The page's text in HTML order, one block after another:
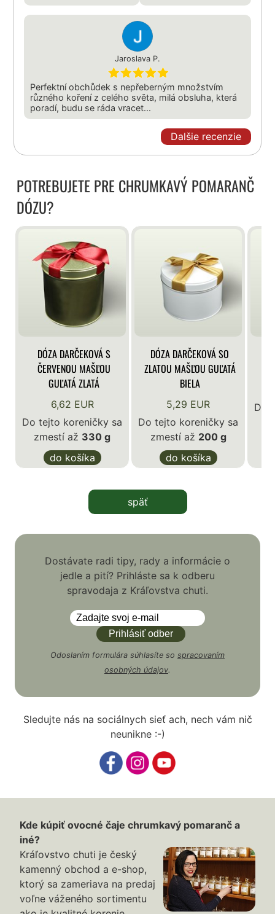
Jaroslava P.
Perfektní obchůdek s nepřeberným množstvím
různého koření z celého světa, milá obsluha, která
poradí, budu se ráda vracet...
Dalšie recenzie
POTREBUJETE PRE CHRUMKAVÝ POMARANČ
DÓZU?
DÓZA DARČEKOVÁ S
ČERVENOU MAŠĽOU
GUĽATÁ ZLATÁ
6,62 EUR
Do tejto koreničky sa
zmestí až 330 g
do košíka
DÓZA DARČEKOVÁ SO
ZLATOU MAŠĽOU GUĽATÁ
BIELA
5,29 EUR
Do tejto koreničky sa
zmestí až 200 g
do košíka
Do
späť
Dostávate radi tipy, rady a informácie o
jedle a pití? Prihláste sa k odberu
spravodaja z Kráľovstva chuti.
Odoslaním formulára súhlasíte so spracovaním
osobných údajov.
Sledujte nás na sociálnych sieť ach, nech vám nič
neunikne :-)
Kde kúpiť ovocné čaje chrumkavý pomaranč a
iné?
Kráľovstvo chuti je český
kamenný obchod a e-shop,
ktorý sa zameriava na predaj
voľne váženého sortimentu